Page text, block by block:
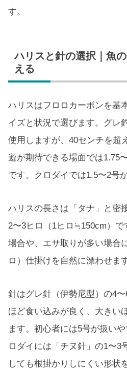
す。
ハリスと針の選択｜魚
える
ハリスはフロロカーボンを基
イズと状況で選びます。グレ
使用しますが、40センチを超
遊が期待できる場面では1.75
です。クロダイでは1.5〜2号
ハリスの長さは「タナ」と密
2〜3ヒロ（1ヒロ≒150cm）で
場合や、エサ取りが多い場合
ロ）仕掛けを自然に漂わせます
針はグレ針（伊勢尼型）の4
ほど食い込みが良く、大きい
ます。初心者には5号が扱い
ロダイには「チヌ針」の1〜3
しても根掛かりしにくい形状